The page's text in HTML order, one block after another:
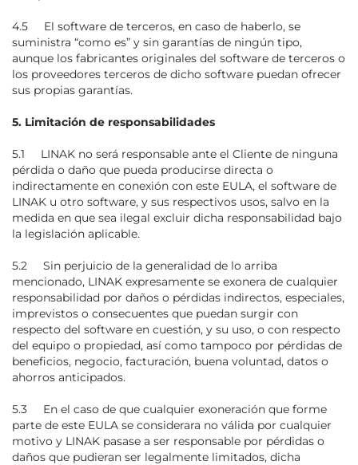
4.5 El software de terceros, en caso de haberlo, se
suministra “como es” y sin garantías de ningún tipo,
aunque los fabricantes originales del software de terceros o
los proveedores terceros de dicho software puedan ofrecer
sus propias garantías.
5. Limitación de responsabilidades
5.1 LINAK no será responsable ante el Cliente de ninguna
pérdida o daño que pueda producirse directa o
indirectamente en conexión con este EULA, el software de
LINAK u otro software, y sus respectivos usos, salvo en la
medida en que sea ilegal excluir dicha responsabilidad bajo
la legislación aplicable.
5.2 Sin perjuicio de la generalidad de lo arriba
mencionado, LINAK expresamente se exonera de cualquier
responsabilidad por daños o pérdidas indirectos, especiales,
imprevistos o consecuentes que puedan surgir con
respecto del software en cuestión, y su uso, o con respecto
del equipo o propiedad, así como tampoco por pérdidas de
beneficios, negocio, facturación, buena voluntad, datos o
ahorros anticipados.
5.3 En el caso de que cualquier exoneración que forme
parte de este EULA se considerara no válida por cualquier
motivo y LINAK pasase a ser responsable por pérdidas o
daños que pudieran ser legalmente limitados, dicha